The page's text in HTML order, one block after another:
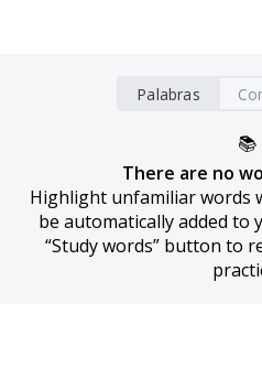
Palabras
📚
There are no
Highlight unfamiliar words
be automatically added to
“Study words” button to